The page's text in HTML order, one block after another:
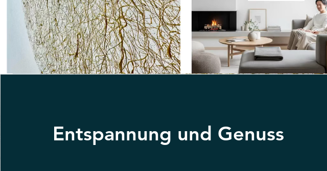
Entspannung und Genuss